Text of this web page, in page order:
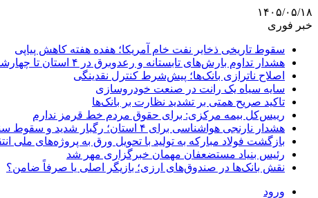
۱۴۰۵/۰۵/۱۸
خبر فوری
سقوط تاریخی ذخایر نفت خام آمریکا؛ هفده هفته کاهش پیاپی
هشدار تداوم بارش‌های تابستانه و رعدوبرق در ۴ استان تا چهارشنبه
اصلاح ناترازی بانک‌ها؛ پیش‌شرط کنترل نقدینگی
سایه سیاه یک رانت در صنعت خودروسازی
تاکید صریح همتی بر تشدید نظارت بر بانک‌ها
رییس‌کل بیمه مرکزی: برای حقوق مردم خط قرمز ندارم
هشدار نارنجی هواشناسی برای ۴ استان؛ رگبار شدید و سقوط سنگ در راه است
بازگشت فولاد مبارکه به تولید با تحویل ورق به پروژه‌های ملی
رئیس بنیاد مستضعفان مهمان خبرگزاری مهر شد
نقش بانک‌ها در صندوق‌های ارزی؛ بازیگر اصلی یا صرفاً ضامن؟
ورود